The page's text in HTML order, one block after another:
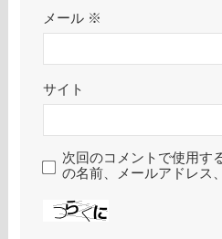
メール ※
サイト
次回のコメントで使用す
の名前、メールアドレス